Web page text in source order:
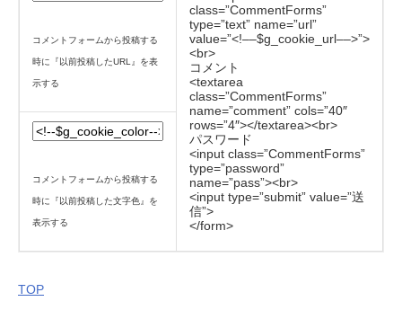
class=”CommentForms”
type=”text” name=”url”
value=”<!––$g_cookie_url––>”>
<br>
コメント
<textarea
class=”CommentForms”
name=”comment” cols=”40″
rows=”4″></textarea><br>
パスワード
<input class=”CommentForms”
type=”password”
name=”pass”><br>
<input type=”submit” value=”送
信”>
</form>
コメントフォームから投稿する
時に『以前投稿したURL』を表
示する
コメントフォームから投稿する
時に『以前投稿した文字色』を
表示する
TOP